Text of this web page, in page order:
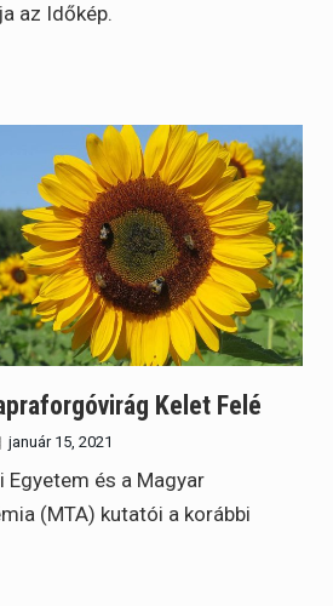
az Időkép.
Kelet Felé
január 15, 2021
Egyetem és a Magyar
(MTA) kutatói a korábbi